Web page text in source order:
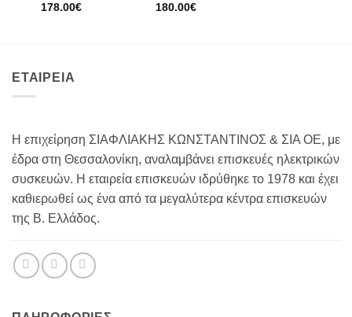
178.00€
180.00€
ΕΤΑΙΡΕΙΑ
Η επιχείρηση ΣΙΑΦΛΙΑΚΗΣ ΚΩΝΣΤΑΝΤΙΝΟΣ & ΣΙΑ ΟΕ, με
έδρα στη Θεσσαλονίκη, αναλαμβάνει επισκευές ηλεκτρικών
συσκευών. Η εταιρεία επισκευών ιδρύθηκε το 1978 και έχει
καθιερωθεί ως ένα από τα μεγαλύτερα κέντρα επισκευών
της Β. Ελλάδος.